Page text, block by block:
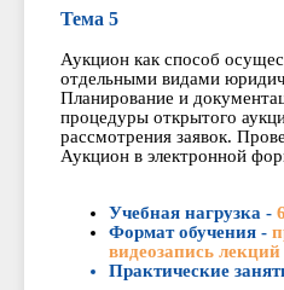
Тема 5
Аукцион как способ
отдельными видами
Планирование и
процедуры открытого
рассмотрения заявок.
Аукцион в электронной
Учебная нагрузка -
Формат обучения -
видеозапись
Практические